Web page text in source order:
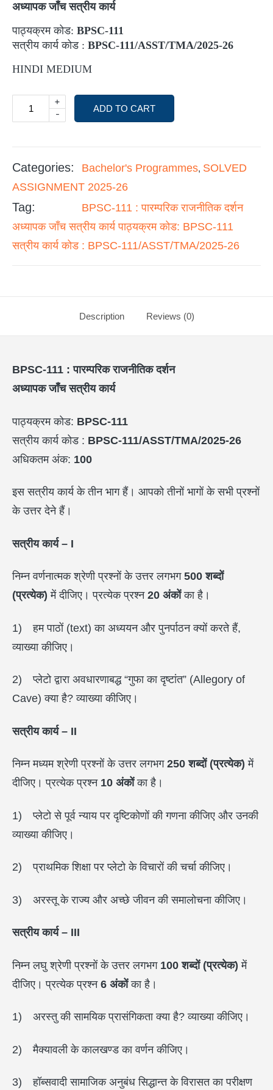
अध्यापक जाँच सत्रीय कार्य
पाठ्यक्रम कोड: BPSC-111
सत्रीय कार्य कोड : BPSC-111/ASST/TMA/2025-26
HINDI MEDIUM
-
+
ADD TO CART
Categories: Bachelor's Programmes, SOLVED
ASSIGNMENT 2025-26
Tag:
BPSC-111 : पारम्परिक राजनीतिक दर्शन
अध्यापक जाँच सत्रीय कार्य पाठ्यक्रम कोड: BPSC-111
सत्रीय कार्य कोड : BPSC-111/ASST/TMA/2025-26
Description Reviews (0)
BPSC-111 :पारम्परिक राजनीतिक दर्शन
अध्यापक जाँच सत्रीय कार्य
पाठ्यक्रम कोड: BPSC-111
सत्रीय कार्य कोड : BPSC-111/ASST/TMA/2025-26
अधिकतम अंक: 100
इस सत्रीय कार्य के तीन भाग हैं। आपको तीनों भागों के सभी प्रश्नों
के उत्तर देने हैं।
सत्रीय कार्य – I
निम्न वर्णनात्मक श्रेणी प्रश्नों के उत्तर लगभग 500शब्दों
(प्रत्येक) में दीजिए। प्रत्येक प्रश्न 20 अंकोंका है।
1) हम पाठों (text) का अध्ययन और पुनर्पाठन क्यों करते हैं,
व्याख्या कीजिए।
2) प्लेटो द्वारा अवधारणाबद्ध “गुफा का दृष्टांत” (Allegory of
Cave) क्या है? व्याख्या कीजिए।
सत्रीय कार्य – II
निम्न मध्यम श्रेणी प्रश्नों के उत्तर लगभग 250शब्दों (प्रत्येक) में
दीजिए। प्रत्येक प्रश्न 10 अंकोंका है।
1) प्लेटो से पूर्व न्याय पर दृष्टिकोणों की गणना कीजिए और उनकी
व्याख्या कीजिए।
2) प्राथमिक शिक्षा पर प्लेटो के विचारों की चर्चा कीजिए।
3) अरस्तू के राज्य और अच्छे जीवन की समालोचना कीजिए।
सत्रीय कार्य – III
निम्न लघु श्रेणी प्रश्नों के उत्तर लगभग 100शब्दों (प्रत्येक) में
दीजिए। प्रत्येक प्रश्न 6 अंकोंका है।
1) अरस्तु की सामयिक प्रासंगिकता क्या है? व्याख्या कीजिए।
2) मैक्यावली के कालखण्ड का वर्णन कीजिए।
3) हॉब्सवादी सामाजिक अनुबंध सिद्धान्त के विरासत का परीक्षण